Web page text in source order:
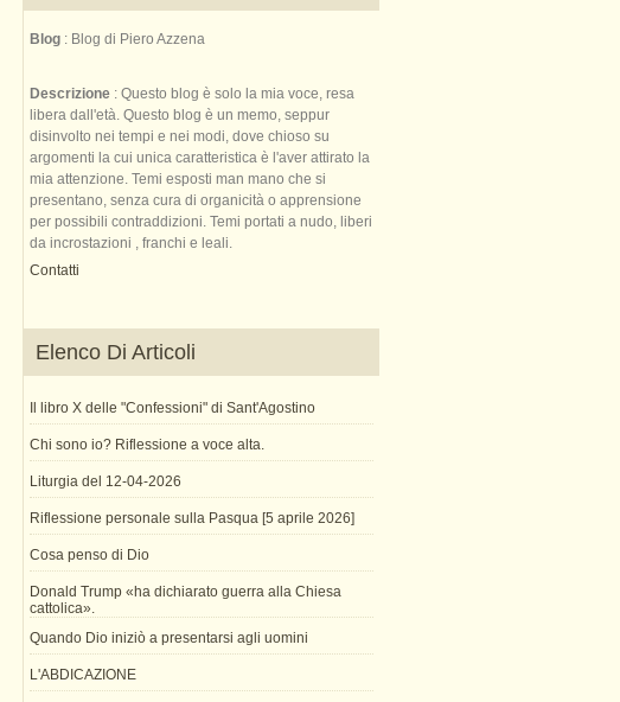
Blog : Blog di Piero Azzena
Descrizione : Questo blog è solo la mia voce, resa
libera dall'età. Questo blog è un memo, seppur
disinvolto nei tempi e nei modi, dove chioso su
argomenti la cui unica caratteristica è l'aver attirato la
mia attenzione. Temi esposti man mano che si
presentano, senza cura di organicità o apprensione
per possibili contraddizioni. Temi portati a nudo, liberi
da incrostazioni , franchi e leali.
Contatti
Elenco Di Articoli
Il libro X delle "Confessioni" di Sant'Agostino
Chi sono io? Riflessione a voce alta.
Liturgia del 12-04-2026
Riflessione personale sulla Pasqua [5 aprile 2026]
Cosa penso di Dio
Donald Trump «ha dichiarato guerra alla Chiesa
cattolica».
Quando Dio iniziò a presentarsi agli uomini
L'ABDICAZIONE